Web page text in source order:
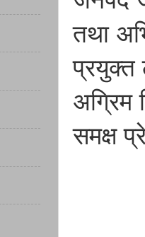
तथा
प्रयुक्त
अग्रिम
समक्ष